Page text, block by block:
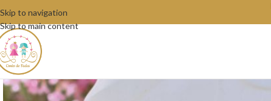
Skip to navigation
Skip to main content